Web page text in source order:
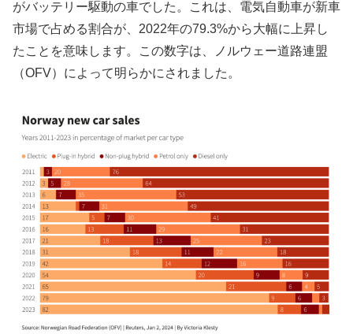
がバッテリー駆動の車でした。これは、電気自動車が新車
市場で占める割合が、2022年の79.3%から大幅に上昇し
たことを意味します。この数字は、ノルウェー道路連盟
（OFV）によって明らかにされました。